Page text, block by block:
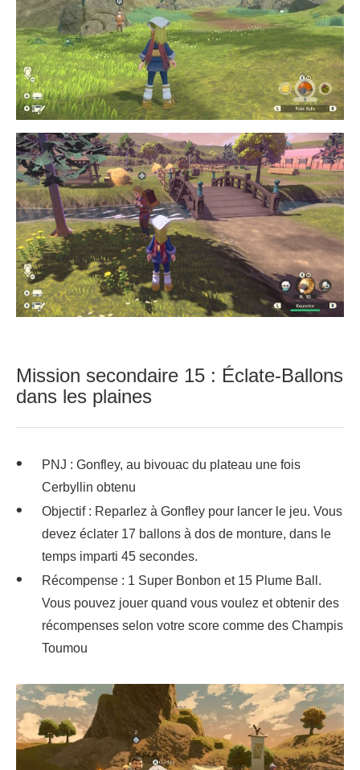
Mission secondaire 15 : Éclate-Ballons
dans les plaines
PNJ : Gonfley, au bivouac du plateau une fois
Cerbyllin obtenu
Objectif : Reparlez à Gonfley pour lancer le jeu. Vous
devez éclater 17 ballons à dos de monture, dans le
temps imparti 45 secondes.
Récompense : 1 Super Bonbon et 15 Plume Ball.
Vous pouvez jouer quand vous voulez et obtenir des
récompenses selon votre score comme des Champis
Toumou